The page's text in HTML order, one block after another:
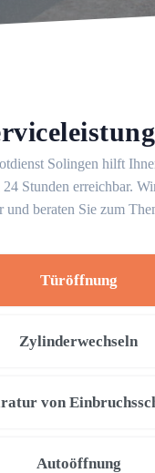
Solingen hilft
24 Stunden erreichbar.
und beraten Sie zum
Türöffnung
Zylinderwechseln
von
Autoöffnung